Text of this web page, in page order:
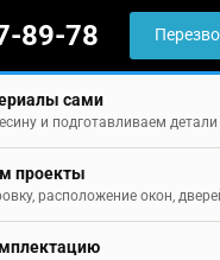
89-78
сами
и подготавливаем
проекты
расположение окон,